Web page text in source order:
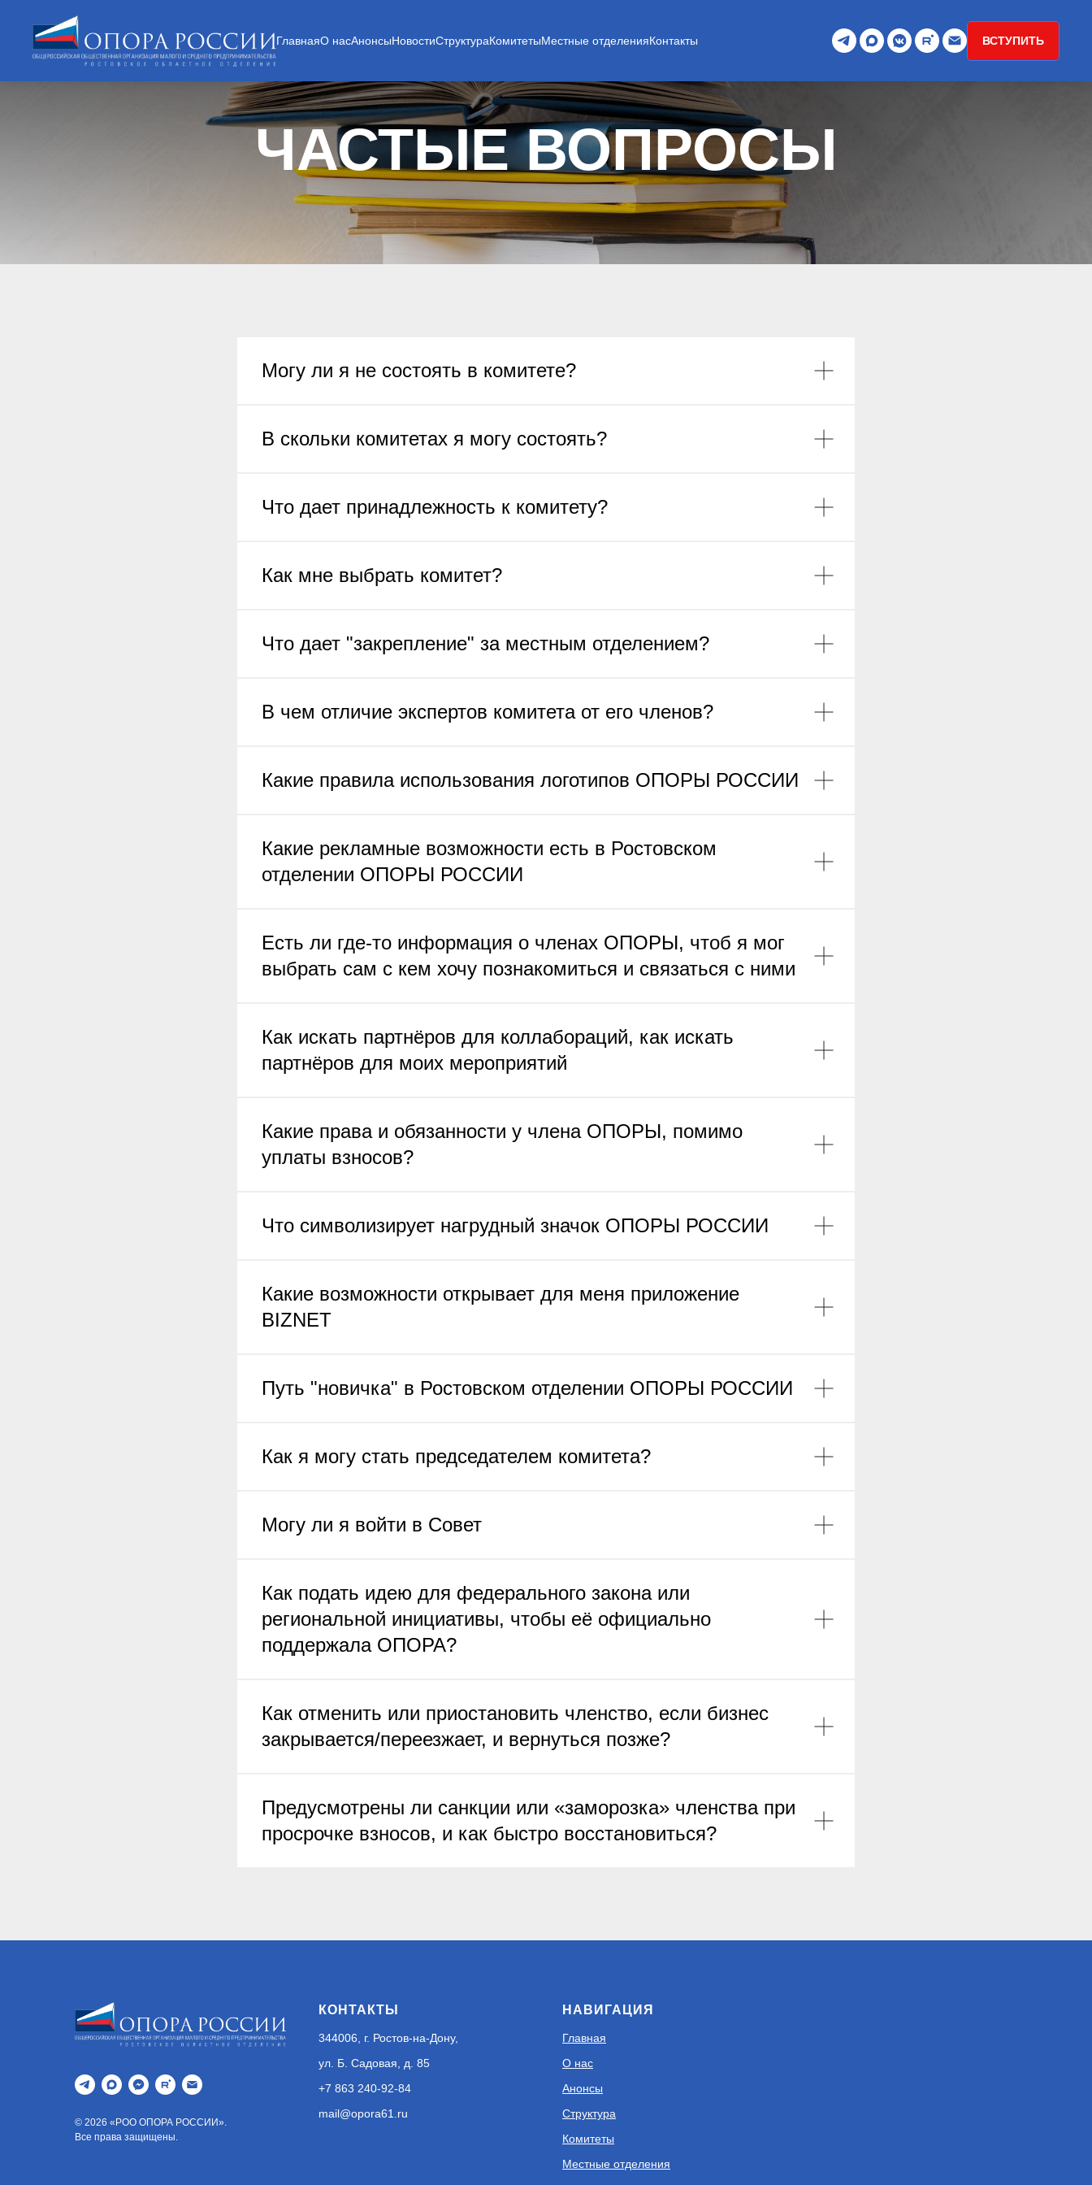
ГлавнаяО насАнонсыНовостиСтруктураКомитетыМестные отделенияКонтакты ВСТУПИТЬ
ЧАСТЫЕ ВОПРОСЫ
Могу ли я не состоять в комитете?
В скольки комитетах я могу состоять?
Что дает принадлежность к комитету?
Как мне выбрать комитет?
Что дает "закрепление" за местным отделением?
В чем отличие экспертов комитета от его членов?
Какие правила использования логотипов ОПОРЫ РОССИИ
Какие рекламные возможности есть в Ростовском
отделении ОПОРЫ РОССИИ
Есть ли где-то информация о членах ОПОРЫ, чтоб я мог
выбрать сам с кем хочу познакомиться и связаться с ними
Как искать партнёров для коллабораций, как искать
партнёров для моих мероприятий
Какие права и обязанности у члена ОПОРЫ, помимо
уплаты взносов?
Что символизирует нагрудный значок ОПОРЫ РОССИИ
Какие возможности открывает для меня приложение
BIZNET
Путь "новичка" в Ростовском отделении ОПОРЫ РОССИИ
Как я могу стать председателем комитета?
Могу ли я войти в Совет
Как подать идею для федерального закона или
региональной инициативы, чтобы её официально
поддержала ОПОРА?
Как отменить или приостановить членство, если бизнес
закрывается/переезжает, и вернуться позже?
Предусмотрены ли санкции или «заморозка» членства при
просрочке взносов, и как быстро восстановиться?
© 2026 «РОО ОПОРА РОССИИ».
Все права защищены.
КОНТАКТЫ
344006, г. Ростов-на-Дону,
ул. Б. Садовая, д. 85
+7 863 240-92-84
mail@opora61.ru
НАВИГАЦИЯ
Главная
О нас
Анонсы
Структура
Комитеты
Местные отделения